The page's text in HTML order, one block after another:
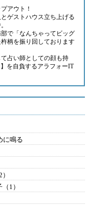
アウト！
ゲストハウス立ち上げる
で「なんちゃってビッグ
柄を振り回しております
占い師としての顔も持
を自負するアラフォーIT
に鳴る
1）